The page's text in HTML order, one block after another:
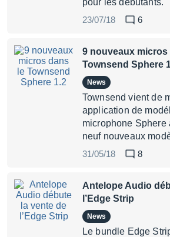
pour les débutants.
23/07/18
6
9 nouveaux micros
Townsend Sphere
News
Townsend vient de
application de
microphone Sphere
neuf nouveaux
31/05/18
8
Antelope Audio
l’Edge Strip
News
Le bundle Edge